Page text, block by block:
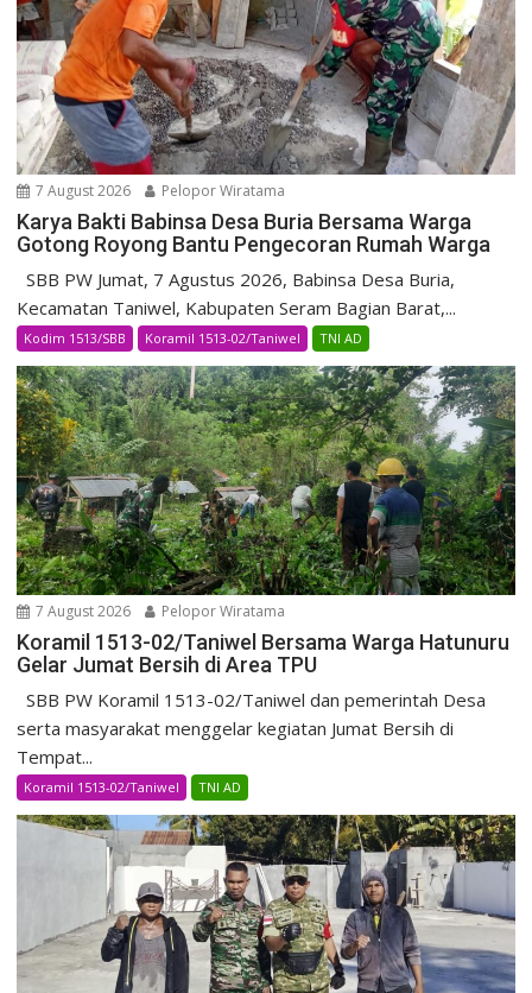
7 August 2026 Pelopor Wiratama
Karya Bakti Babinsa Desa Buria Bersama Warga
Gotong Royong Bantu Pengecoran Rumah Warga
SBB PW Jumat, 7 Agustus 2026, Babinsa Desa Buria,
Kecamatan Taniwel, Kabupaten Seram Bagian Barat,...
Kodim 1513/SBB Koramil 1513-02/Taniwel TNI AD
7 August 2026 Pelopor Wiratama
Koramil 1513-02/Taniwel Bersama Warga Hatunuru
Gelar Jumat Bersih di Area TPU
SBB PW Koramil 1513-02/Taniwel dan pemerintah Desa
serta masyarakat menggelar kegiatan Jumat Bersih di
Tempat...
Koramil 1513-02/Taniwel TNI AD